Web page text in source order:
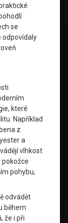
se
odpovídaly
které
Například
z
a
vlhkost
pokožce
pohybu,
odvádět
během
že i při